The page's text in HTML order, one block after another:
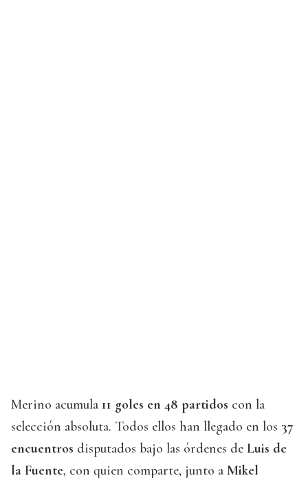
Merino acumula 11 goles en 48 partidos con la
selección absoluta. Todos ellos han llegado en los 37
encuentros disputados bajo las órdenes de Luis de
la Fuente, con quien comparte, junto a Mikel